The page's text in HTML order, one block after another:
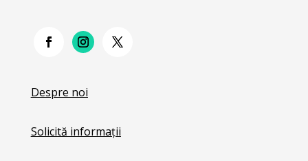
Despre noi
Solicită informații